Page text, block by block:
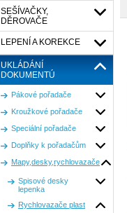
SEŠÍVAČKY,
DĚROVAČE
LEPENÍ A KOREKCE
UKLÁDÁNÍ
DOKUMENTÚ
Pákové pořadače
Kroužkové pořadače
Speciální pořadače
Doplňky k pořadačům
Mapy,desky,rychlovazače
Spisové desky
lepenka
Rychlovazače plast